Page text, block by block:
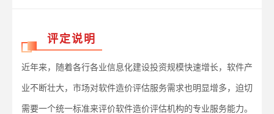
评定说明
近年来，随着各行各业信息化建设投资规模快速增长，软件产
业不断壮大，市场对软件造价评估服务需求也明显增多，迫切
需要一个统一标准来评价软件造价评估机构的专业服务能力。